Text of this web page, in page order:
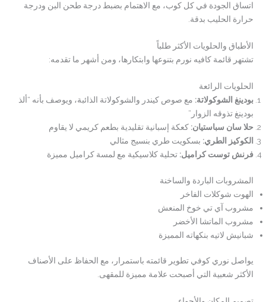
اتساق الجودة في كل كوب، مع الاهتمام بضبط درجة طحن البن ودرجة
حرارة الحليب بدقة.
الأطباق والحلويات الأكثر طلباً
تشتهر قائمة كافيه نورم بتنوعها وابتكارها، ومن أشهر ما تقدمه:
الحلويات الرائعة
بودينغ الشوكولاتة: مع صوص كيندر والشوكولاتة الذائبة، ويوصف بأنه “ألذ
بودينغ تذوقه الزوار”
حلا سان سباستيان: كعكة إسبانية تقليدية بطعم كريمي لا يقاوم
الكوكيز الطري: بسكويت طري بنسيج مثالي
فرنش توست كراميل: تحلية كلاسيكية مع لمسة كراميل مميزة
المشروبات الباردة والساخنة
الهوت شوكلات الفاخر
مشروب آي تي خوخ المنعش
مشروب الماتشا الأخضر
شبانيش لاتيه بنكهاته المميزة
يواصل نوري كوفي تطوير قائمته باستمرار، مع الحفاظ على الأصناف
الأكثر شعبية التي أصبحت علامة مميزة للمقهى.